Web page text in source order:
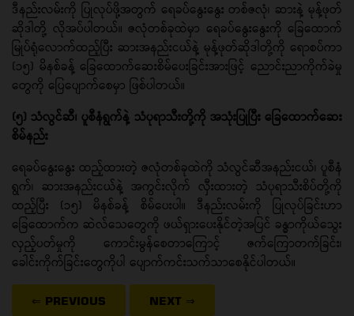
ဒီနည်းလမ်းကို ပြုလုပ်ဖို့အတွက် ရေခပ်နွေးနွေး တစ်ဇလုံ၊ ဆားနဲ့ မုန့်ဖုတ်
ဆိုဒါတို့ လိုအပ်ပါတယ်။ ဇလုံတစ်ခုထဲမှာ ရေခပ်နွေးနွေးကို ခြေထောက်
မြုပ်ရုံလောက်ထည့်ပြီး ဆားအနည်းငယ်နဲ့ မုန့်ဖုတ်ဆိုဒါတို့ကို ရောစပ်ကာ
(၁၅) မိနစ်ခန့် ခြေထောက်ဆေးစိမ်ပေးခြင်းအားဖြင့် ညောင်းညာကိုက်ခဲမှု
တွေကို ပြေပျောက်စေမှာ ဖြစ်ပါတယ်။
(၅) သံလွင်ဆီ၊ ပူစီနံရွက်နဲ့ သံပုရာသီးတို့ကို အသုံးပြုပြီး ခြေထောက်ဆေး
စိမ်နည်း
ရေခပ်နွေးနွေး ထည့်ထားတဲ့ ဇလုံတစ်ခုထဲကို သံလွင်ဆီအနည်းငယ်၊ ပူစီနံ
ရွက်၊ ဆားအနည်းငယ်နဲ့ အကွင်းလိုက် လှီးထားတဲ့ သံပုရာသီးစိပ်တို့ကို
ထည့်ပြီး (၁၅) မိနစ်ခန့် စိမ်ပေးပါ။ ဒီနည်းလမ်းကို ပြုလုပ်ခြင်းဟာ
ခြေထောက်က ဆဲလ်သေတွေကို ဖယ်ရှားပေးနိုင်တဲ့အပြင် ခန္ဓာကိုယ်သွေး
လှည့်ပတ်မှုကို ကောင်းမွန်စေတာကြောင့် ဇက်ကြောတက်ခြင်း၊
ခေါင်းကိုက်ခြင်းတွေကိုပါ ပျောက်ကင်းသက်သာစေနိုင်ပါတယ်။
⇐ PREVIOUS NEXT ⇒